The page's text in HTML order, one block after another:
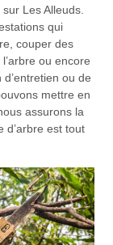
Les Alleuds.
qui
couper des
ou encore
ou de
mettre en
assurons la
d’arbre est tout